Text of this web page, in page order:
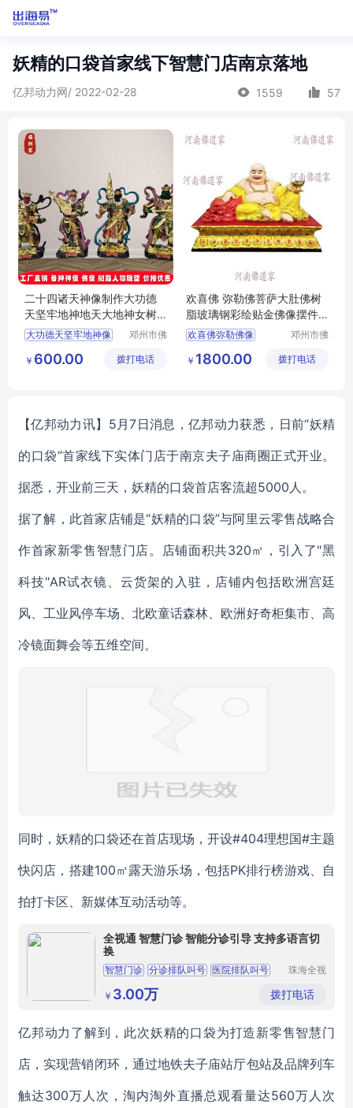
妖精的口袋首家线下智慧门店南京落地
亿邦动力网/ 2022-02-28 1559 57
二十四诸天神像制作大功德
天坚牢地神地天大地神女树
脂彩绘佛像批
大功德天坚牢地神像
河南佛道家厂家直销
邓州市佛
厂
￥ 600.00 拨打电话
欢喜佛 弥勒佛菩萨大肚佛树
脂玻璃钢彩绘贴金佛像摆件
批发
欢喜佛弥勒佛像
河南佛道家厂家直销
邓州市佛
厂
￥ 1800.00 拨打电话
【亿邦动力讯】5月7日消息，亿邦动力获悉，日前“妖精
的口袋”首家线下实体门店于南京夫子庙商圈正式开业。
据悉，开业前三天，妖精的口袋首店客流超5000人。
据了解，此首家店铺是“妖精的口袋”与阿里云零售战略合
作首家新零售智慧门店。店铺面积共320㎡，引入了"黑
科技"AR试衣镜、云货架的入驻，店铺内包括欧洲宫廷
风、工业风停车场、北欧童话森林、欧洲好奇柜集市、高
冷镜面舞会等五维空间。
同时，妖精的口袋还在首店现场，开设#404理想国#主题
快闪店，搭建100㎡露天游乐场，包括PK排行榜游戏、自
拍打卡区、新媒体互动活动等。
全视通 智慧门诊 智能分诊引导 支持多语言切
换
智慧门诊 分诊排队叫号 医院排队叫号
排队叫号
医院分诊叫号系统
珠海全视
术有限公
司
￥ 3.00万 拨打电话
亿邦动力了解到，此次妖精的口袋为打造新零售智慧门
店，实现营销闭环，通过地铁夫子庙站厅包站及品牌列车
触达300万人次，淘内淘外直播总观看量达560万人次